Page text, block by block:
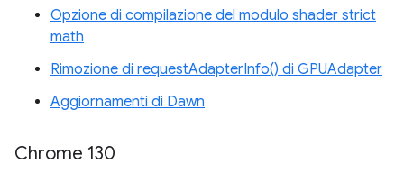
Opzione di compilazione del modulo shader strict
math
Rimozione di requestAdapterInfo() di GPUAdapter
Aggiornamenti di Dawn
Chrome 130